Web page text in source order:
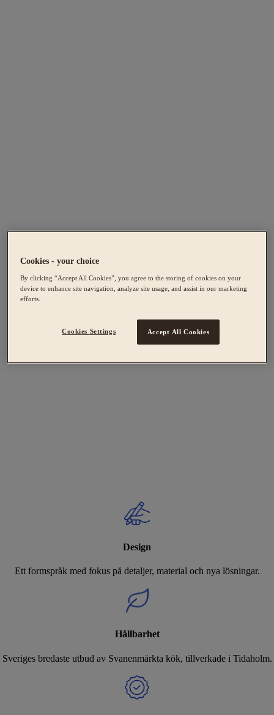
Design
Ett formspråk med fokus på detaljer, material och nya lösningar.
Hållbarhet
Sveriges bredaste utbud av Svanenmärkta kök, tillverkade i Tidaholm.
Cookies - your choice
By clicking “Accept All Cookies”, you agree to the storing of cookies on your
device to enhance site navigation, analyze site usage, and assist in our marketing
efforts.
Cookies Settings Accept All Cookies